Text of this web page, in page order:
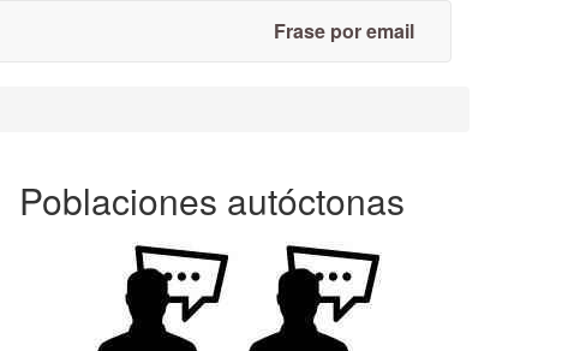
Frase por email
Poblaciones autóctonas